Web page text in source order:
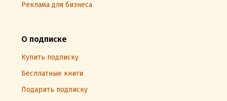
Реклама для бизнеса
О подписке
Купить подписку
Бесплатные книги
Подарить подписку